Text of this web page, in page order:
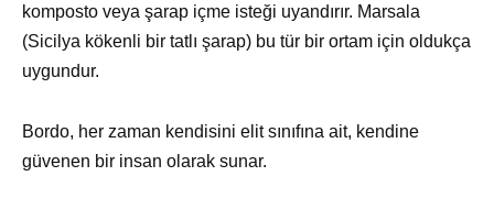
komposto veya şarap içme isteği uyandırır. Marsala
(Sicilya kökenli bir tatlı şarap) bu tür bir ortam için oldukça
uygundur.
Bordo, her zaman kendisini elit sınıfına ait, kendine
güvenen bir insan olarak sunar.